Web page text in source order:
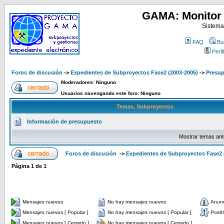
GAMA:
FAQ
Perfil
Foros de discusión -> Expedientes de Subproyectos Fase2 (2003-2005) ->
Moderadores: Ninguno
Usuarios navengando este foro: Ninguno
Temas, Subproyectos
Información de presupuesto
Mostrar temas
Foros de discusión -> Expedientes de Subproyectos Fase2
Página 1 de 1
Mensajes nuevos No hay mensajes nuevos
Mensajes nuevos [ Popular ]
No hay mensajes nuevos [ Popular ]
PostIt
Mensajes nuevos [ Cerrado ]
No hay mensajes nuevos [ Cerrado ]